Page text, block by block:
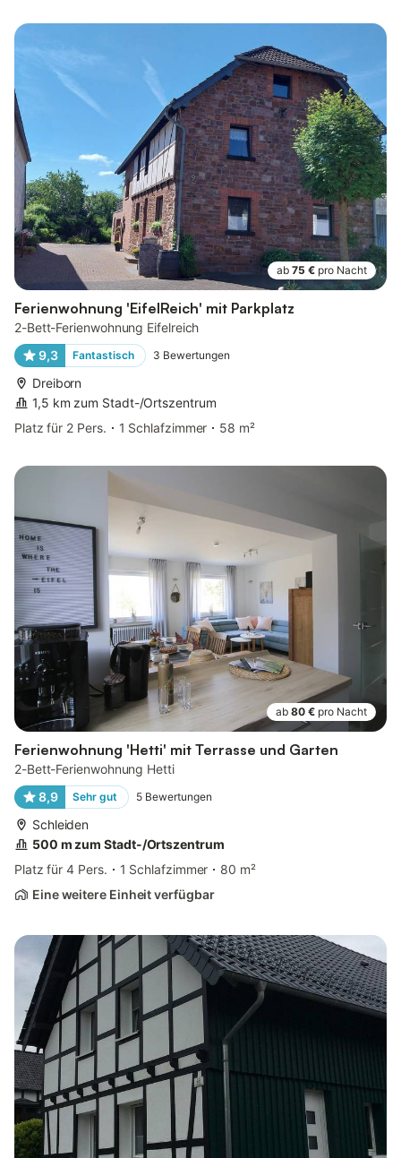
ab 75 € pro Nacht
Ferienwohnung 'EifelReich' mit Parkplatz
2-Bett-Ferienwohnung Eifelreich
9,3
Fantastisch 3 Bewertungen
Dreiborn
1,5 km zum Stadt-/Ortszentrum
Platz für 2 Pers.
1 Schlafzimmer 58 m²
ab 80 € pro Nacht
Ferienwohnung 'Hetti' mit Terrasse und Garten
2-Bett-Ferienwohnung Hetti
8,9
Sehr gut 5 Bewertungen
Schleiden
500 m zum Stadt-/Ortszentrum
Platz für 4 Pers.
1 Schlafzimmer
80 m²
Eine weitere Einheit verfügbar